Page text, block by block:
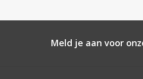
Meld je aan voor